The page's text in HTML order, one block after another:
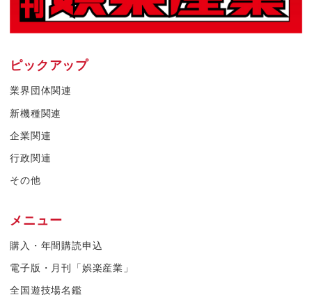
ピックアップ
業界団体関連
新機種関連
企業関連
行政関連
その他
メニュー
購入・年間購読申込
電子版・月刊「娯楽産業」
全国遊技場名鑑